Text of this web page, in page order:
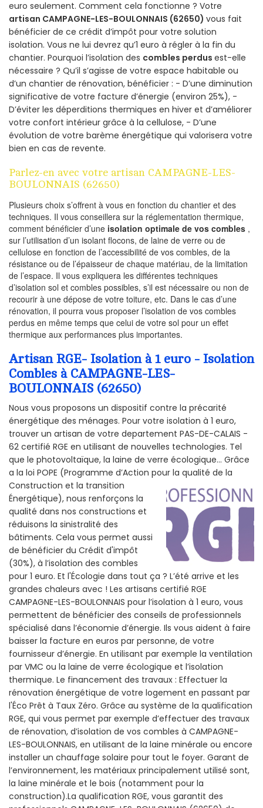
euro seulement. Comment cela fonctionne ? Votre
artisan CAMPAGNE-LES-BOULONNAIS (62650) vous fait
bénéficier de ce crédit d’impôt pour votre solution
isolation. Vous ne lui devrez qu’1 euro à régler à la fin du
chantier. Pourquoi l’isolation des combles perdus est-elle
nécessaire ? Qu’il s’agisse de votre espace habitable ou
d’un chantier de rénovation, bénéficier : - D’une diminution
significative de votre facture d’énergie (environ 25%), -
D’éviter les déperditions thermiques en hiver et d’améliorer
votre confort intérieur grâce à la cellulose, - D’une
évolution de votre barème énergétique qui valorisera votre
bien en cas de revente.
Parlez-en avec votre artisan CAMPAGNE-LES-
BOULONNAIS (62650)
Plusieurs choix s’offrent à vous en fonction du chantier et des
techniques. Il vous conseillera sur la réglementation thermique,
comment bénéficier d’une isolation optimale de vos combles ,
sur l’utilisation d’un isolant flocons, de laine de verre ou de
cellulose en fonction de l’accessibilité de vos combles, de la
résistance ou de l’épaisseur de chaque matériau, de la limitation
de l’espace. Il vous expliquera les différentes techniques
d’isolation sol et combles possibles, s’il est nécessaire ou non de
recourir à une dépose de votre toiture, etc. Dans le cas d’une
rénovation, il pourra vous proposer l’isolation de vos combles
perdus en même temps que celui de votre sol pour un effet
thermique aux performances plus importantes.
Artisan RGE- Isolation à 1 euro - Isolation
Combles à CAMPAGNE-LES-
BOULONNAIS (62650)
Nous vous proposons un dispositif contre la précarité
énergétique des ménages. Pour votre isolation à 1 euro,
trouver un artisan de votre departement PAS-DE-CALAIS -
62 certifié RGE en utilisant de nouvelles technologies. Tel
que le photovoltaïque, la laine de verre écologique... Grâce
a la loi POPE (Programme d’Action pour la qualité de la
Construction et la transition
Énergétique), nous renforçons la
qualité dans nos constructions et
réduisons la sinistralité des
bâtiments. Cela vous permet aussi
de bénéficier du Crédit d'impôt
(30%), à l’isolation des combles
pour 1 euro. Et l'Écologie dans tout ça ? L’été arrive et les
grandes chaleurs avec ! Les artisans certifié RGE
CAMPAGNE-LES-BOULONNAIS pour l’isolation à 1 euro, vous
permettent de bénéficier des conseils de professionnels
spécialisé dans l’économie d’énergie. Ils vous aident à faire
baisser la facture en euros par personne, de votre
fournisseur d’énergie. En utilisant par exemple la ventilation
par VMC ou la laine de verre écologique et l’isolation
thermique. Le financement des travaux : Effectuer la
rénovation énergétique de votre logement en passant par
l'Éco Prêt à Taux Zéro. Grâce au système de la qualification
RGE, qui vous permet par exemple d’effectuer des travaux
de rénovation, d’isolation de vos combles à CAMPAGNE-
LES-BOULONNAIS, en utilisant de la laine minérale ou encore
installer un chauffage solaire pour tout le foyer. Garant de
l’environnement, les matériaux principalement utilisé sont,
la laine minérale et le bois (notamment pour la
construction).La qualification RGE, vous garantit des